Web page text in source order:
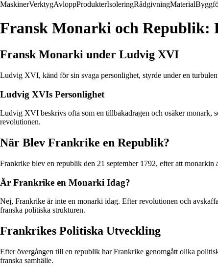
MaskinerVerktygAvloppProdukterIsoleringRådgivningMaterial
Fransk Monarki och Republik:
Fransk Monarki under Ludvig XVI
Ludvig XVI, känd för sin svaga personlighet, styrde under en
Ludvig XVIs Personlighet
Ludvig XVI beskrivs ofta som en tillbakadragen och osäker monark,
revolutionen.
När Blev Frankrike en Republik?
Frankrike blev en republik den 21 september 1792, efter att
Är Frankrike en Monarki Idag?
Nej, Frankrike är inte en monarki idag. Efter revolutionen och
franska politiska strukturen.
Frankrikes Politiska Utveckling
Efter övergången till en republik har Frankrike genomgått olika
franska samhälle.